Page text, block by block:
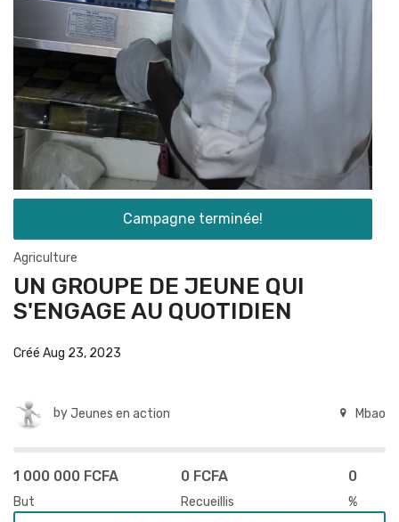
Campagne terminée!
Agriculture
UN GROUPE DE JEUNE QUI
S'ENGAGE AU QUOTIDIEN
Créé Aug 23, 2023
byJeunes en action Mbao
1 000 000 FCFA
But
0 FCFA
Recueillis
0
%